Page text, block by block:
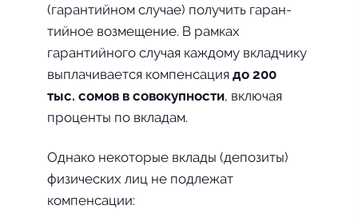
(гаран­тийном случае) получить гаран­
тийное возмещение. В рамках
гарантийного слу­чая каждому вкладчику
выпла­чивается компенсация до 200
тыс. сомов в совокупности, включая
проценты по вкладам.
Однако некоторые вклады (депози­ты)
физических лиц не подлежат
компенсации: